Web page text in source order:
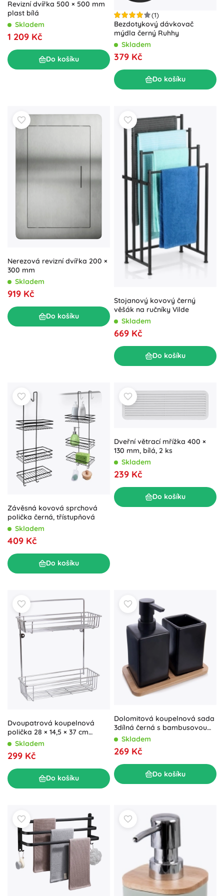
Revizní dvířka 500 × 500 mm
plast bílá
Skladem
1 209 Kč
Do košíku
(1)
Bezdotykový dávkovač
mýdla černý Ruhhy
Skladem
379 Kč
Do košíku
Nerezová revizní dvířka 200 ×
300 mm
Skladem
919 Kč
Do košíku
Stojanový kovový černý
věšák na ručníky Vilde
Skladem
669 Kč
Do košíku
Závěsná kovová sprchová
polička černá, třístupňová
Skladem
409 Kč
Do košíku
Dveřní větrací mřížka 400 ×
130 mm, bílá, 2 ks
Skladem
239 Kč
Do košíku
Dvoupatrová koupelnová
polička 28 × 14,5 × 37 cm
chrom
Skladem
299 Kč
Do košíku
Dolomitová koupelnová sada
3dílná černá s bambusovou
táckou Vilde
Skladem
269 Kč
Do košíku